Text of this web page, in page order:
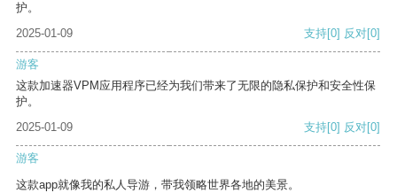
护。
2025-01-09
支持[0] 反对[0]
游客
这款加速器VPM应用程序已经为我们带来了无限的隐私保护和安全性保
护。
2025-01-09
支持[0] 反对[0]
游客
这款app就像我的私人导游，带我领略世界各地的美景。